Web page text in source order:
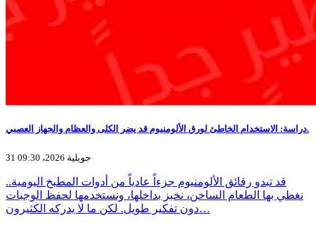
دراسة: الاستخدام الخاطئ لورق الألومنيوم قد يضر الكلى والعظام والجهاز العصبي.
31 جويلية 2026، 09:30
قد تبدو رقائق الألومنيوم جزءاً عادياً من أدوات المطبخ اليومية..
نغطي بها الطعام الساخن، نخبز بداخلها، ونستخدمها لحفظ الوجبات
دون تفكير طويل. لكن ما لا يدركه الكثيرون…